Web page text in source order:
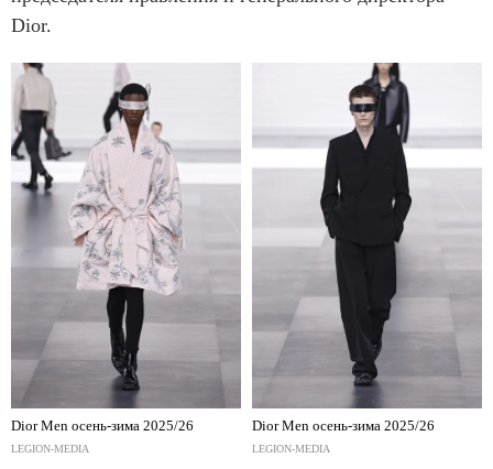
Dior.
Dior Men осень-зима 2025/26
LEGION-MEDIA
Dior Men осень-зима 2025/26
LEGION-MEDIA